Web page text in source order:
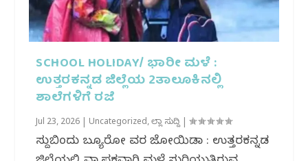
SCHOOL HOLIDAY/ ಭಾರೀ ಮಳೆ :
ಉತ್ತರಕನ್ನಡ ಜಿಲ್ಲೆಯ 2ತಾಲೂಕಿನಲ್ಲಿ
ಶಾಲೆಗಳಿಗೆ ರಜೆ
Jul 23, 2026 Uncategorized,ಜಿಲ್ಲಾ ಸುದ್ದಿ |
ಸುದ್ದಿಬಿಂದು ಬ್ಯೂರೋ ವರದಿ ಜೋಯಿಡಾ : ಉತ್ತರಕನ್ನಡ